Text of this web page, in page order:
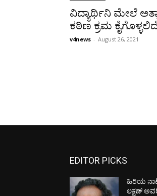
ವಿದ್ಯಾರ್ಥಿನಿ ಮೇಲೆ
ಕಠಿಣ ಕ್ರಮ
v4news - August 26, 2021
EDITOR PICKS
ಹಿರಿಯ
ಲಕ್ಷಣ್